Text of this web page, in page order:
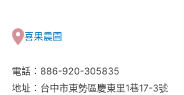
喜果農園
電話：886-920-305835
地址：台中市東勢區慶東里1巷17-3號